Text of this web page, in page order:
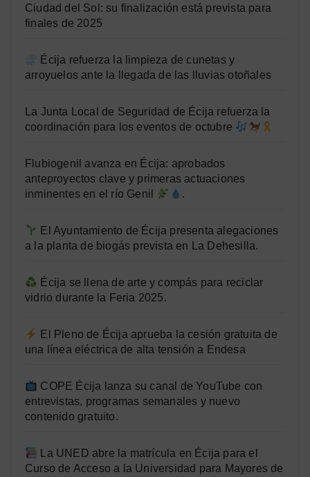
Ciudad del Sol: su finalización está prevista para
finales de 2025
Écija refuerza la limpieza de cunetas y
arroyuelos ante la llegada de las lluvias otoñales
La Junta Local de Seguridad de Écija refuerza la
coordinación para los eventos de octubre
Flubiogenil avanza en Écija: aprobados
anteproyectos clave y primeras actuaciones
inminentes en el río Genil
.
El Ayuntamiento de Écija presenta alegaciones
a la planta de biogás prevista en La Dehesilla.
Écija se llena de arte y compás para reciclar
vidrio durante la Feria 2025.
El Pleno de Écija aprueba la cesión gratuita de
una línea eléctrica de alta tensión a Endesa
COPE Écija lanza su canal de YouTube con
entrevistas, programas semanales y nuevo
contenido gratuito.
La UNED abre la matrícula en Écija para el
Curso de Acceso a la Universidad para Mayores de